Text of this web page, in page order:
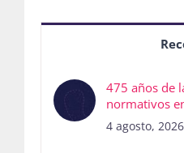
475 años de
normativos
4 agosto, 2026